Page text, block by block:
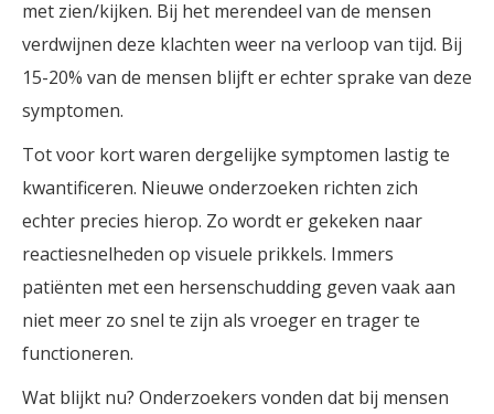
met zien/kijken. Bij het merendeel van de mensen
verdwijnen deze klachten weer na verloop van tijd. Bij
15-20% van de mensen blijft er echter sprake van deze
symptomen.
Tot voor kort waren dergelijke symptomen lastig te
kwantificeren. Nieuwe onderzoeken richten zich
echter precies hierop. Zo wordt er gekeken naar
reactiesnelheden op visuele prikkels. Immers
patiënten met een hersenschudding geven vaak aan
niet meer zo snel te zijn als vroeger en trager te
functioneren.
Wat blijkt nu? Onderzoekers vonden dat bij mensen